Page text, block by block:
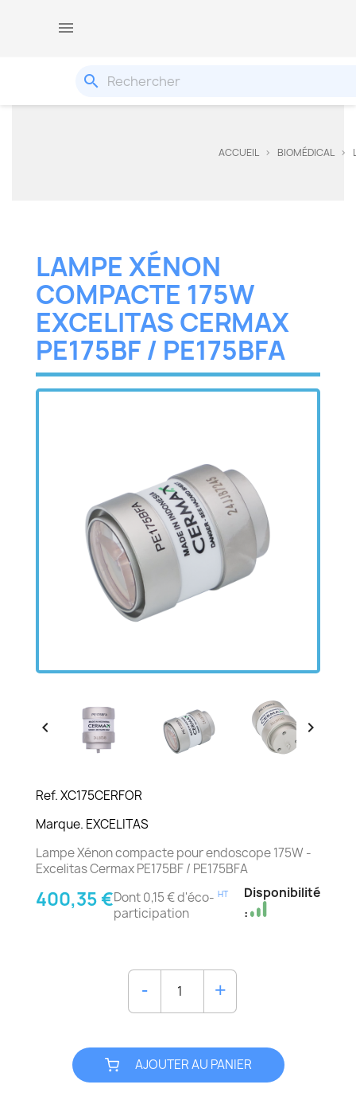

search
ACCUEIL BIOMÉDICAL
LAMPE XÉNON
COMPACTE 175W
EXCELITAS CERMAX
PE175BF / PE175BFA
 
Ref. XC175CERFOR
Marque. EXCELITAS
Lampe Xénon compacte pour endoscope 175W -
Excelitas Cermax PE175BF / PE175BFA
400,35 €Dont 0,15 € d'éco-
participation
HT
Disponibilité
:
AJOUTER AU PANIER